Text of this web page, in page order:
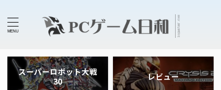
スーパーロボット大戦
30
レビュー